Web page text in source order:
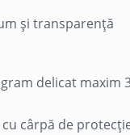
și transparență
delicat maxim
cârpă de